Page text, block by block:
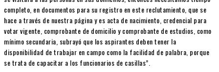
completo, en documentos para su registro en este reclutamiento, que se
hace a través de nuestra página y es acta de nacimiento, credencial para
votar vigente, comprobante de domicilio y comprobante de estudios, como
mínimo secundaria, subrayó que los aspirantes deben tener la
disponibilidad de trabajar en campo como la facilidad de palabra, porque
se trata de capacitar a los funcionarios de casillas”.